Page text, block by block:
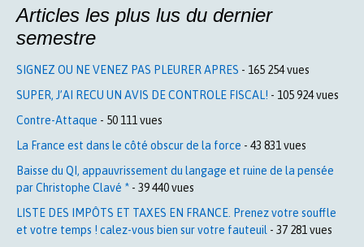
Articles les plus lus du dernier
semestre
SIGNEZ OU NE VENEZ PAS PLEURER APRES - 165 254 vues
SUPER, J’AI RECU UN AVIS DE CONTROLE FISCAL! - 105 924 vues
Contre-Attaque - 50 111 vues
La France est dans le côté obscur de la force - 43 831 vues
Baisse du QI, appauvrissement du langage et ruine de la pensée
par Christophe Clavé * - 39 440 vues
LISTE DES IMPÔTS ET TAXES EN FRANCE. Prenez votre souffle
et votre temps ! calez-vous bien sur votre fauteuil - 37 281 vues